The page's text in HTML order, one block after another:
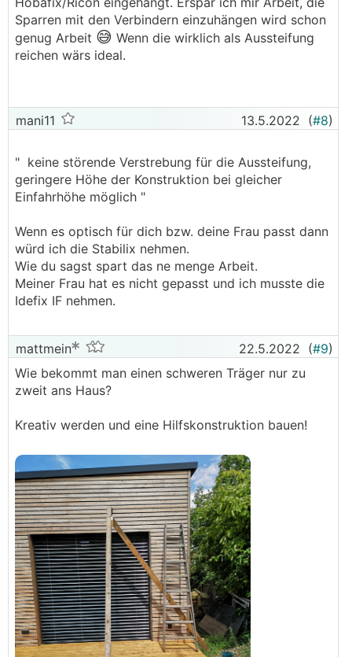
Sparren mit den Verbindern einzuhängen wird schon
genug Arbeit 😅 Wenn die wirklich als Aussteifung
reichen wärs ideal.
mani11 13.5.2022 (#8)
" keine störende Verstrebung für die Aussteifung,
geringere Höhe der Konstruktion bei gleicher
Einfahrhöhe möglich "
Wenn es optisch für dich bzw. deine Frau passt dann
würd ich die Stabilix nehmen.
Wie du sagst spart das ne menge Arbeit.
Meiner Frau hat es nicht gepasst und ich musste die
Idefix IF nehmen.
mattmein 22.5.2022 (#9)
Wie bekommt man einen schweren Träger nur zu
zweit ans Haus?
Kreativ werden und eine Hilfskonstruktion bauen!